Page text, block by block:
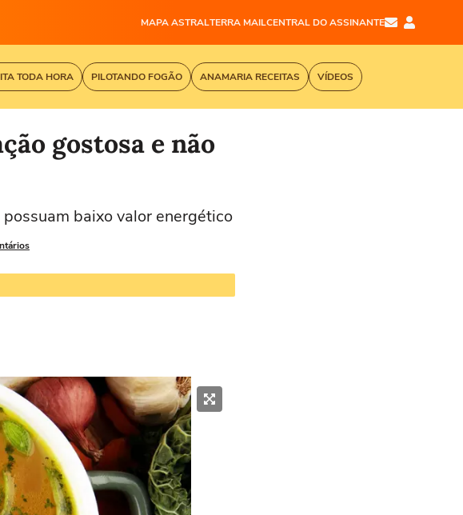
MAPA ASTRALTERRA MAILCENTRAL DO ASSINANTE
TODA HORA PILOTANDO FOGÃO ANAMARIA RECEITAS VÍDEOS
gostosa e não
baixo valor energético